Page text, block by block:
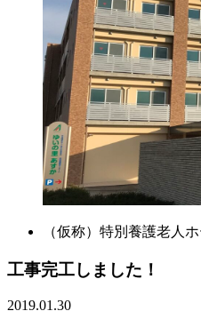
（仮称）特別養護老人
工事完工しました！
2019.01.30